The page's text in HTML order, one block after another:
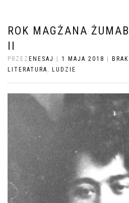
ROK MAGŻANA
II
PRZEZ ENESAJ 1 MAJA 2018
LITERATURA , LUDZIE